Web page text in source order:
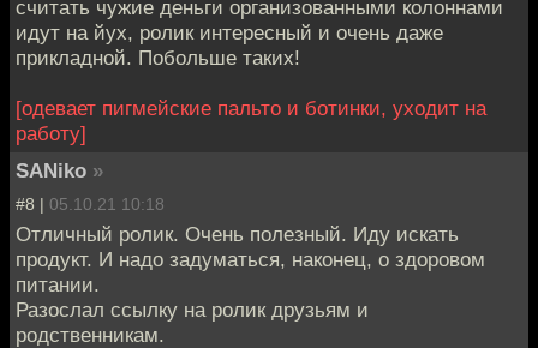
считать чужие деньги организованными колоннами
идут на йух, ролик интересный и очень даже
прикладной. Побольше таких!
[одевает пигмейские пальто и ботинки, уходит на
работу]
SANiko »
#8 | 05.10.21 10:18
Отличный ролик. Очень полезный. Иду искать
продукт. И надо задуматься, наконец, о здоровом
питании.
Разослал ссылку на ролик друзьям и
родственникам.